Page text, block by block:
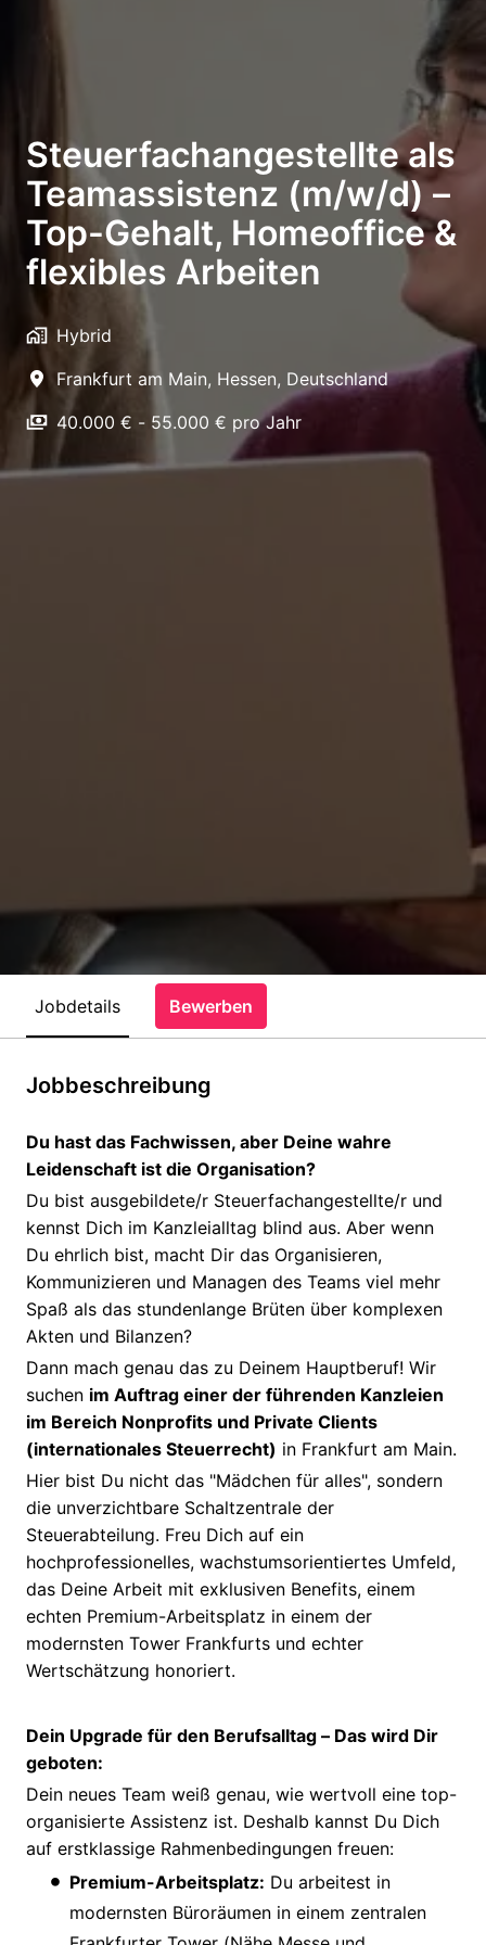
Steuerfachangestellte als
Teamassistenz (m/w/d) –
Top-Gehalt, Homeoffice &
flexibles Arbeiten
Hybrid
Frankfurt am Main, Hessen, Deutschland
40.000 € - 55.000 € pro Jahr
Jobdetails Bewerben
Jobbeschreibung
Du hast das Fachwissen, aber Deine wahre
Leidenschaft ist die Organisation?
Du bist ausgebildete/r Steuerfachangestellte/r und
kennst Dich im Kanzleialltag blind aus. Aber wenn
Du ehrlich bist, macht Dir das Organisieren,
Kommunizieren und Managen des Teams viel mehr
Spaß als das stundenlange Brüten über komplexen
Akten und Bilanzen?
Dann mach genau das zu Deinem Hauptberuf! Wir
suchen im Auftrag einer der führenden Kanzleien
im Bereich Nonprofits und Private Clients
(internationales Steuerrecht) in Frankfurt am Main.
Hier bist Du nicht das "Mädchen für alles", sondern
die unverzichtbare Schaltzentrale der
Steuerabteilung. Freu Dich auf ein
hochprofessionelles, wachstumsorientiertes Umfeld,
das Deine Arbeit mit exklusiven Benefits, einem
echten Premium-Arbeitsplatz in einem der
modernsten Tower Frankfurts und echter
Wertschätzung honoriert.
Dein Upgrade für den Berufsalltag – Das wird Dir
geboten:
Dein neues Team weiß genau, wie wertvoll eine top-
organisierte Assistenz ist. Deshalb kannst Du Dich
auf erstklassige Rahmenbedingungen freuen:
Premium-Arbeitsplatz: Du arbeitest in
modernsten Büroräumen in einem zentralen